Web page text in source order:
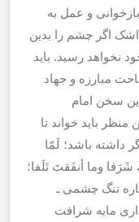
و عمل به
اگر چشم را بدین
نخواهد رسید. باید
مبارزه و جهاد
سخن امام
باید خواند تا
داشته باشد؛ لَمّا
وما أنفَقتَ تَلَفا؛
تنگ چشمى ـ
مايه شرافت